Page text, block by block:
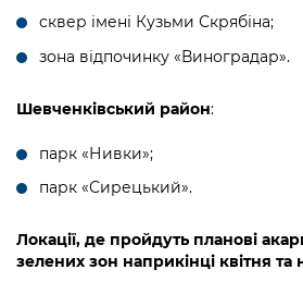
сквер імені Кузьми Скрябіна;
зона відпочинку «Виноградар».
Шевченківський район:
парк «Нивки»;
парк «Сирецький».
Локації, де пройдуть планові
зелених зон наприкінці квітня та